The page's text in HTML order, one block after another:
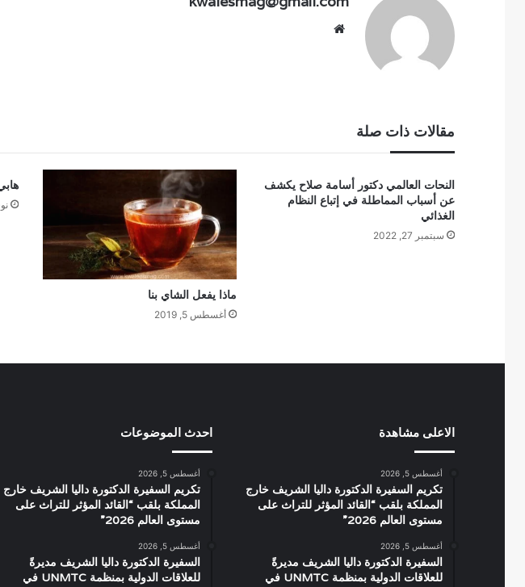
مقالات ذات صلة
النحات العالمي دكتور أسامة صلاح يكشف
عن أسباب المماطلة في إتباع النظام
الغذائي
سبتمبر 27, 2022
ماذا يفعل الشاي بنا
أغسطس 5, 2019
الاعلى مشاهدة
أغسطس 5, 2026
تكريم السفيرة الدكتورة داليا الشريف خارج
المملكة بلقب “القائد المؤثر للتراث على
مستوى العالم 2026”
أغسطس 5, 2026
السفيرة الدكتورة داليا الشريف مديرةً
للعلاقات الدولية بمنظمة UNMTC في
احدث الموضوعات
أغسطس 5, 2026
تكريم السفيرة الدكتورة داليا الشريف خارج
المملكة بلقب “القائد المؤثر للتراث على
مستوى العالم 2026”
أغسطس 5, 2026
السفيرة الدكتورة داليا الشريف مديرةً
للعلاقات الدولية بمنظمة UNMTC في